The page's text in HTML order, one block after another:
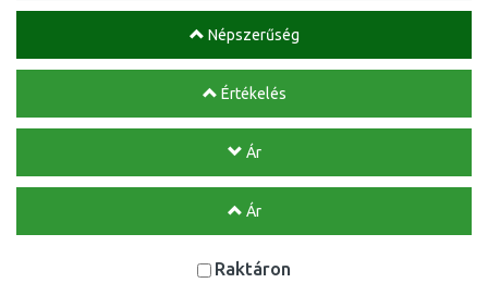
Népszerűség
Értékelés
Ár
Ár
Raktáron